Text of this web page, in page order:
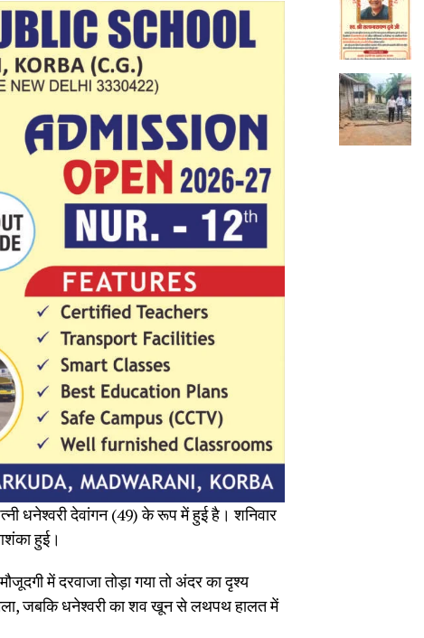
धनेश्वरी देवांगन (49) के रूप में हुई है। शनिवार
हुई।
में दरवाजा तोड़ा गया तो अंदर का दृश्य
जबकि धनेश्वरी का शव खून से लथपथ हालत में